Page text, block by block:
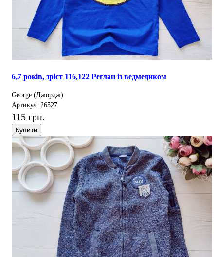
6,7 років, зріст 116,122 Реглан із ведмедиком
George (Джордж)
Артикул: 26527
115 грн.
Купити